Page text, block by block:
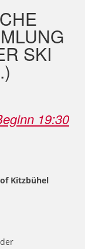
SKI
19:30
Kitzbühel